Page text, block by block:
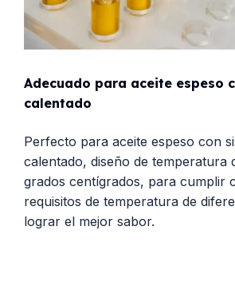
Adecuado para aceite espeso
calentado
Perfecto para aceite espeso con
calentado, diseño de temperatura
grados centígrados, para cumplir
requisitos de temperatura de
lograr el mejor sabor.